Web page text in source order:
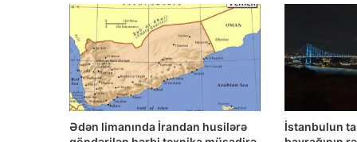
Ədən limanında İrandan husilərə
İstanbulun